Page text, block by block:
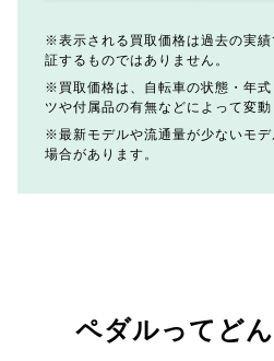
表示される買取価格は過去の実
証するものではありません。
買取価格は、自転車の状態・年
ツや付属品の有無などによって変動
最新モデルや流通量が少ないモ
場合があります。
ペダルってど